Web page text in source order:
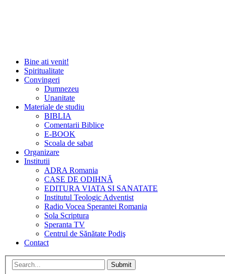
Bine ati venit!
Spiritualitate
Convingeri
Dumnezeu
Unanitate
Materiale de studiu
BIBLIA
Comentarii Biblice
E-BOOK
Scoala de sabat
Organizare
Institutii
ADRA Romania
CASE DE ODIHNĂ
EDITURA VIATA SI SANATATE
Institutul Teologic Adventist
Radio Vocea Sperantei Romania
Sola Scriptura
Speranta TV
Centrul de Sănătate Podiş
Contact
Submit